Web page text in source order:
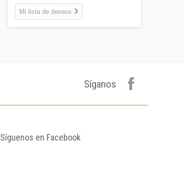
Lata 33cl
Lata 33cl
0,75 €
kgrs...
1,50 €
FORMATO:
GARRAFA...
Mi lista de deseos
Síganos
Síguenos en Facebook